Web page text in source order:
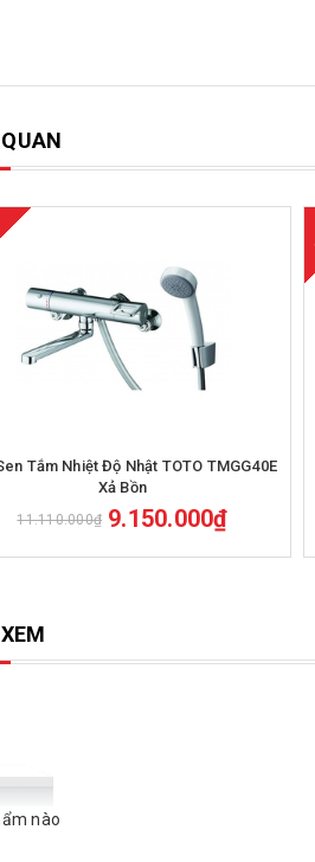
Tắm Nhiệt Độ Nhật TOTO TMGG40E
Xả Bồn
11.110.000₫ 9.150.000₫
nào